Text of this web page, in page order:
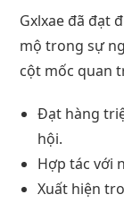
Gxlxae đã đạt
mộ trong sự
cột mốc quan
Đạt hàng
hội.
Hợp tác với
Xuất hiện